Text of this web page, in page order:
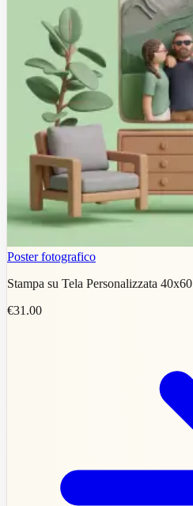
Poster fotografico
Stampa su Tela Personalizzata 40x60
€31.00